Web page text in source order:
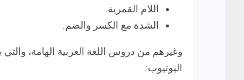
اللام القمرية.
الشدة مع الكسر والضم.
وغيرهم من دروس اللغة العربية الهامة، والتي
اليوتيوب: